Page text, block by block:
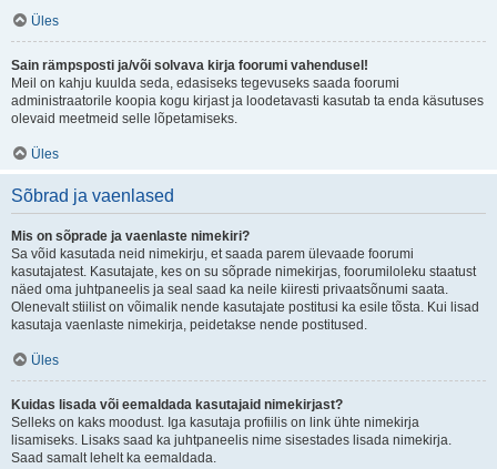
Üles
Sain rämpsposti ja/või solvava kirja foorumi vahendusel!
Meil on kahju kuulda seda, edasiseks tegevuseks saada foorumi
administraatorile koopia kogu kirjast ja loodetavasti kasutab ta enda käsutuses
olevaid meetmeid selle lõpetamiseks.
Üles
Sõbrad ja vaenlased
Mis on sõprade ja vaenlaste nimekiri?
Sa võid kasutada neid nimekirju, et saada parem ülevaade foorumi
kasutajatest. Kasutajate, kes on su sõprade nimekirjas, foorumiloleku staatust
näed oma juhtpaneelis ja seal saad ka neile kiiresti privaatsõnumi saata.
Olenevalt stiilist on võimalik nende kasutajate postitusi ka esile tõsta. Kui lisad
kasutaja vaenlaste nimekirja, peidetakse nende postitused.
Üles
Kuidas lisada või eemaldada kasutajaid nimekirjast?
Selleks on kaks moodust. Iga kasutaja profiilis on link ühte nimekirja
lisamiseks. Lisaks saad ka juhtpaneelis nime sisestades lisada nimekirja.
Saad samalt lehelt ka eemaldada.